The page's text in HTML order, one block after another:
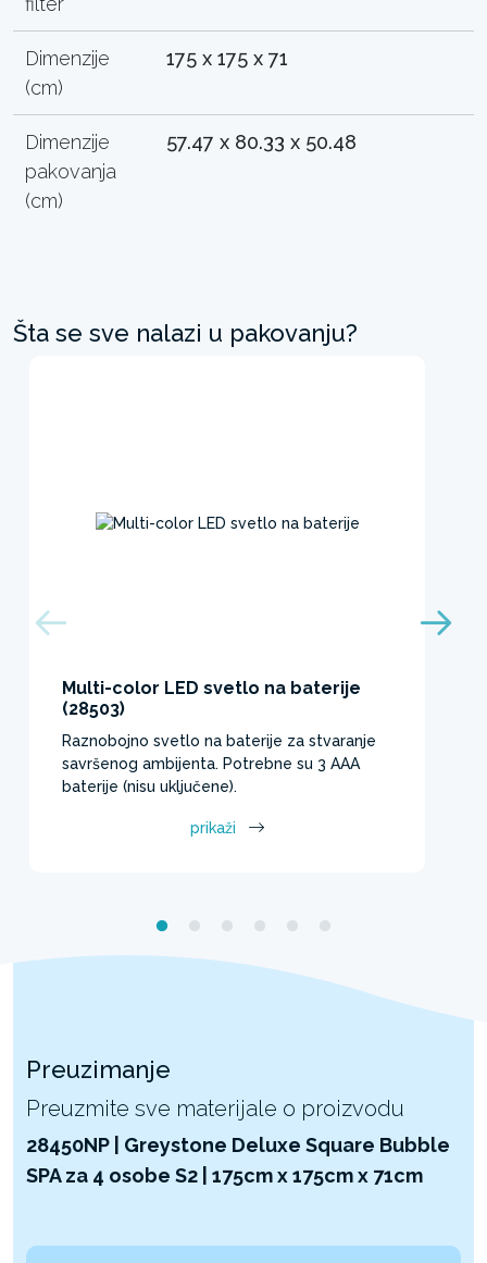
Dimenzije
(cm)
175 x 175 x 71
Dimenzije
pakovanja
(cm)
57.47 x 80.33 x 50.48
Šta se sve nalazi u pakovanju?
Multi-color LED svetlo na baterije
(28503)
Raznobojno svetlo na baterije za stvaranje
savršenog ambijenta. Potrebne su 3 AAA
baterije (nisu uključene).
prikaži
Preuzimanje
Preuzmite sve materijale o proizvodu
28450NP | Greystone Deluxe Square Bubble
SPA za 4 osobe S2 | 175cm x 175cm x 71cm